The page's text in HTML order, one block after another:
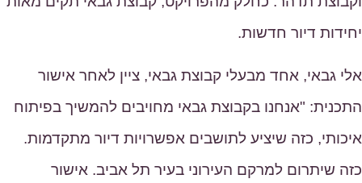
דיור חדשות.
גבאי, אחד מבעלי קבוצת גבאי, ציין לאחר אישור
"אנחנו בקבוצת גבאי מחויבים להמשיך בפיתוח
כזה שיציע לתושבים אפשרויות דיור מתקדמות.
שיתרום למרקם העירוני בעיר תל אביב. אישור